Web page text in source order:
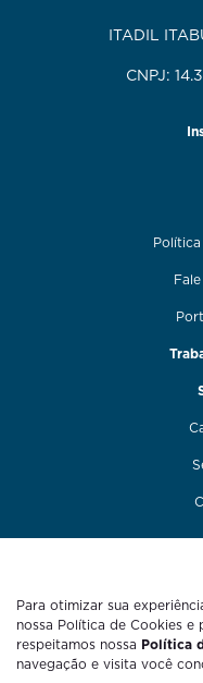
ITADIL
CNPJ:
Para otimizar sua
nossa Política de Cookies e
respeitamos nossa Política
navegação e visita você